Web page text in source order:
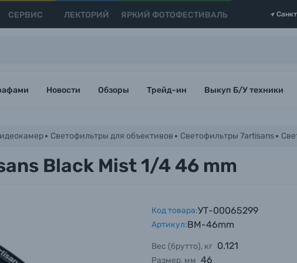
СЕРВИС ЛЕКТОРИЙ ЯРКИЙ ФОТОФЕСТИВАЛЬ
Новости Обзоры Трейд-ин Выкуп Б/У техники
Светофильтры для объективов Светофильтры 7artisans
Black Mist 1/4 46 mm
Код товара:УТ-00065299
Артикул:BM-46mm
Вес (брутто), кг 0.121
Размер, мм 46